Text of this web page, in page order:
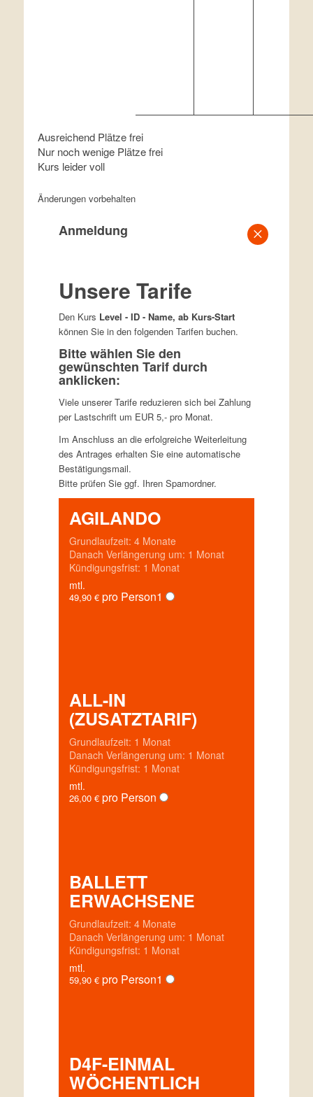
Ausreichend Plätze frei
Nur noch wenige Plätze frei
Kurs leider voll
Änderungen vorbehalten
×
Anmeldung
Unsere Tarife
Den Kurs Level - ID - Name, ab Kurs-Start
können Sie in den folgenden Tarifen buchen.
Bitte wählen Sie den
gewünschten Tarif durch
anklicken:
Viele unserer Tarife reduzieren sich bei Zahlung
per Lastschrift um EUR 5,- pro Monat.
Im Anschluss an die erfolgreiche Weiterleitung
des Antrages erhalten Sie eine automatische
Bestätigungsmail.
Bitte prüfen Sie ggf. Ihren Spamordner.
AGILANDO
Grundlaufzeit: 4 Monate
Danach Verlängerung um: 1 Monat
Kündigungsfrist: 1 Monat
mtl.
49,90 € pro Person1
ALL-IN
(ZUSATZTARIF)
Grundlaufzeit: 1 Monat
Danach Verlängerung um: 1 Monat
Kündigungsfrist: 1 Monat
mtl.
26,00 € pro Person
BALLETT
ERWACHSENE
Grundlaufzeit: 4 Monate
Danach Verlängerung um: 1 Monat
Kündigungsfrist: 1 Monat
mtl.
59,90 € pro Person1
D4F-EINMAL
WÖCHENTLICH